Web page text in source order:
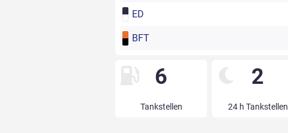
ED
BFT
6
Tankstellen
2
24 h Tankstellen